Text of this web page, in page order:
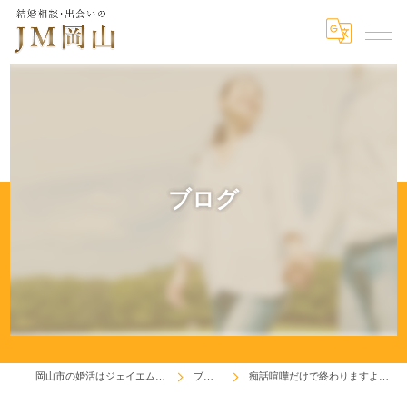
ブログ
ブログ 痴話喧嘩だけで終わりますように！